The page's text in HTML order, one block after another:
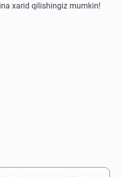
xarid qilishingiz mumkin!